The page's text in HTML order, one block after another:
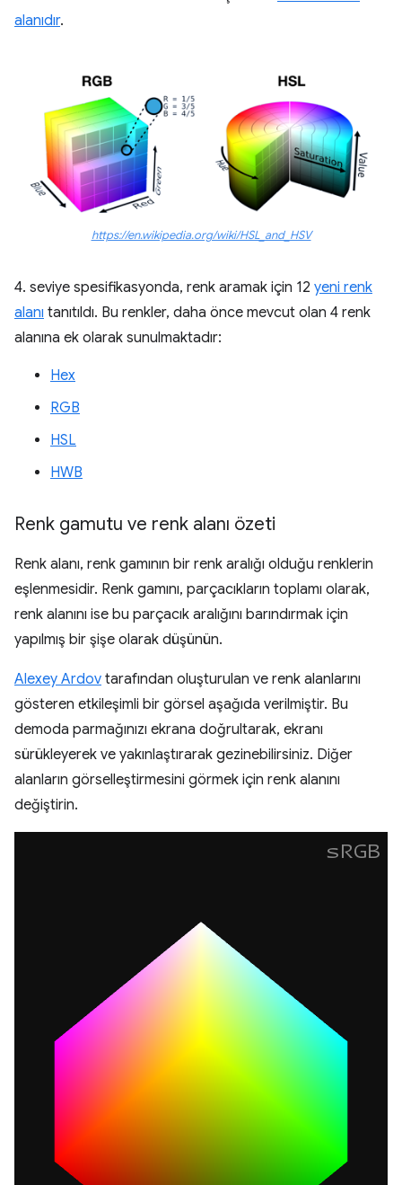
alanıdır.
https://en.wikipedia.org/wiki/HSL_and_HSV
4. seviye spesifikasyonda, renk aramak için 12 yeni renk
alanı tanıtıldı. Bu renkler, daha önce mevcut olan 4 renk
alanına ek olarak sunulmaktadır:
Hex
RGB
HSL
HWB
Renk gamutu ve renk alanı özeti
Renk alanı, renk gamının bir renk aralığı olduğu renklerin
eşlenmesidir. Renk gamını, parçacıkların toplamı olarak,
renk alanını ise bu parçacık aralığını barındırmak için
yapılmış bir şişe olarak düşünün.
Alexey Ardov tarafından oluşturulan ve renk alanlarını
gösteren etkileşimli bir görsel aşağıda verilmiştir. Bu
demoda parmağınızı ekrana doğrultarak, ekranı
sürükleyerek ve yakınlaştırarak gezinebilirsiniz. Diğer
alanların görselleştirmesini görmek için renk alanını
değiştirin.